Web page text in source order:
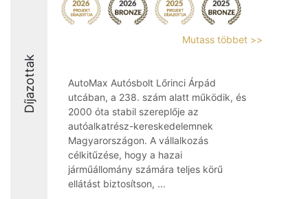
Díjazottak
Mutass többet >>
AutoMax Autósbolt Lőrinci Árpád
utcában, a 238. szám alatt működik, és
2000 óta stabil szereplője az
autóalkatrész-kereskedelemnek
Magyarországon. A vállalkozás
célkitűzése, hogy a hazai
járműállomány számára teljes körű
ellátást biztosítson, ...